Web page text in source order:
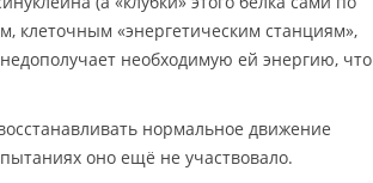
клеточным «энергетическим станциям»,
необходимую ей энергию, что
нормальное движение
оно ещё не участвовало.